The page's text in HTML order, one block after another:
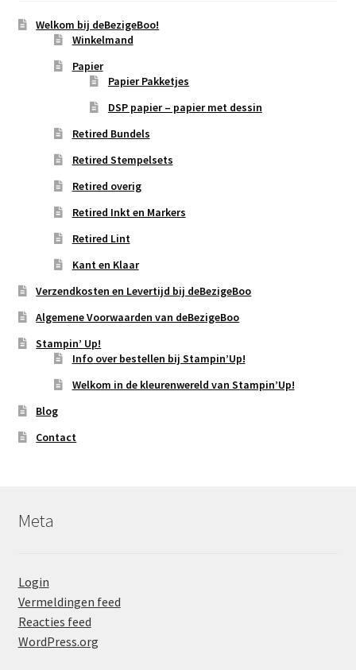
Welkom bij deBezigeBoo!
Winkelmand
Papier
Papier Pakketjes
DSP papier – papier met dessin
Retired Bundels
Retired Stempelsets
Retired overig
Retired Inkt en Markers
Retired Lint
Kant en Klaar
Verzendkosten en Levertijd bij deBezigeBoo
Algemene Voorwaarden van deBezigeBoo
Stampin’ Up!
Info over bestellen bij Stampin’Up!
Welkom in de kleurenwereld van Stampin’Up!
Blog
Contact
Meta
Login
Vermeldingen feed
Reacties feed
WordPress.org